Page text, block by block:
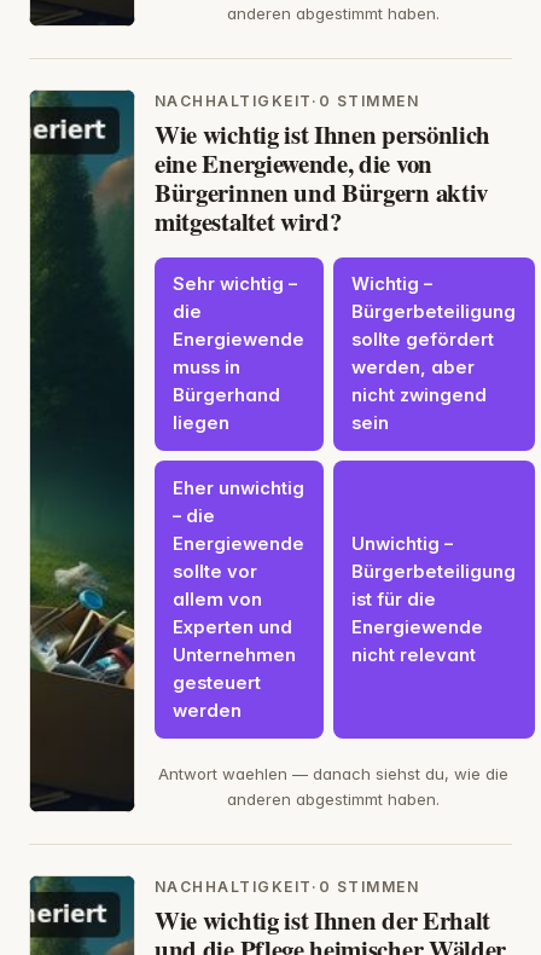
anderen abgestimmt haben.
NACHHALTIGKEIT · 0 STIMMEN
Wie wichtig ist Ihnen persönlich
eine Energiewende, die von
Bürgerinnen und Bürgern aktiv
mitgestaltet wird?
Sehr wichtig –
die
Energiewende
muss in
Bürgerhand
liegen
Wichtig –
Bürgerbeteiligung
sollte gefördert
werden, aber
nicht zwingend
sein
Eher unwichtig
– die
Energiewende
sollte vor
allem von
Experten und
Unternehmen
gesteuert
werden
Unwichtig –
Bürgerbeteiligung
ist für die
Energiewende
nicht relevant
Antwort waehlen — danach siehst du, wie die
anderen abgestimmt haben.
NACHHALTIGKEIT · 0 STIMMEN
Wie wichtig ist Ihnen der Erhalt